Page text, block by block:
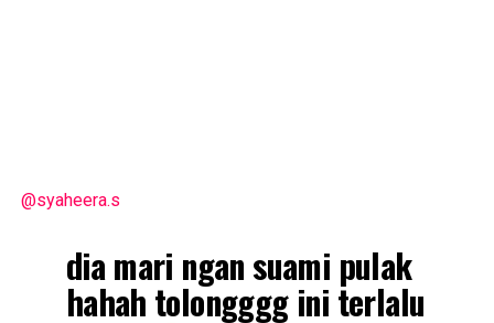
@syaheera.s
dia mari ngan suami pulak
hahah tolongggg ini terlalu